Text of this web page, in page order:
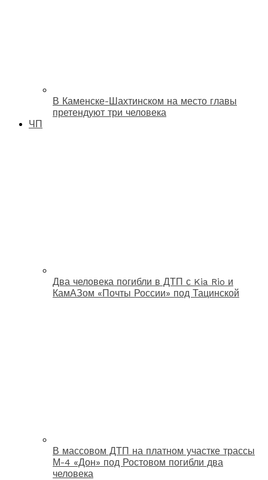
В Каменске-Шахтинском на место главы
претендуют три человека
ЧП
Два человека погибли в ДТП с Kia Rio и
КамАЗом «Почты России» под Тацинской
В массовом ДТП на платном участке трассы
М-4 «Дон» под Ростовом погибли два
человека